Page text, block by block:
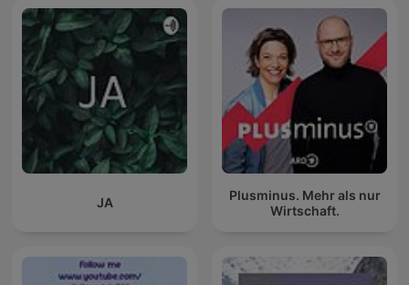
JA
Plusminus. Mehr als nur
Wirtschaft.